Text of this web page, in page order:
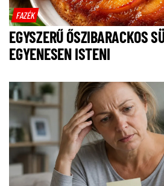
FAZÉK
EGYSZERŰ ŐSZIBARACKOS
EGYENESEN ISTENI